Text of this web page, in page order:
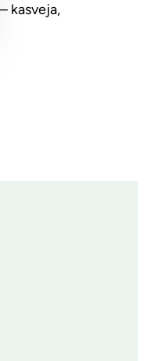
kasveja,